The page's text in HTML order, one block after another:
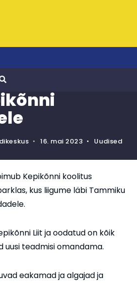
• 16. mai 2023 • Uudised
Kepikõnni koolitus
kus liigume läbi Tammiku
Liit ja oodatud on kõik
uusi teadmisi omandama.
eakamad ja algajad ja